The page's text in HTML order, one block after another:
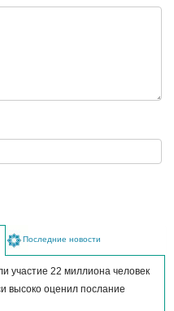
Последние новости
участие 22 миллиона человек
высоко оценил послание